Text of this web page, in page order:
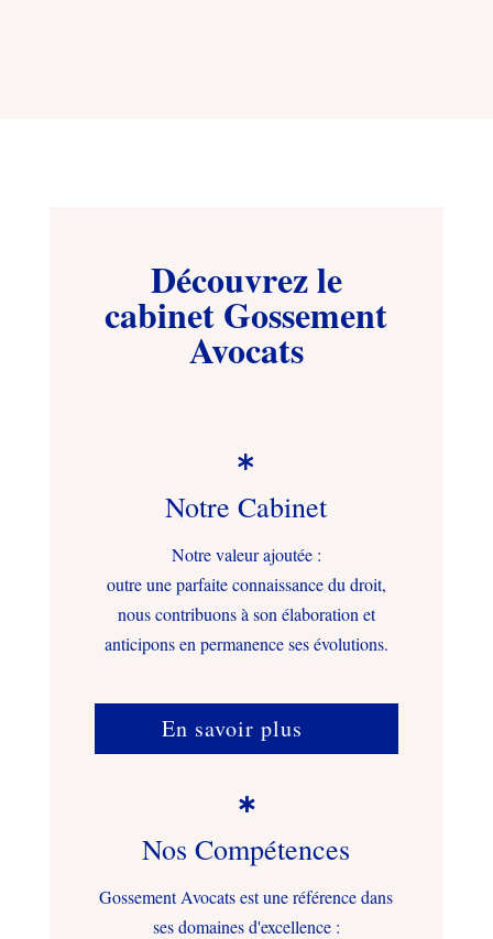
Découvrez le
cabinet Gossement
Avocats

Notre Cabinet
Notre valeur ajoutée :
outre une parfaite connaissance du droit,
nous contribuons à son élaboration et
anticipons en permanence ses évolutions.
En savoir plus

Nos Compétences
Gossement Avocats est une référence dans
ses domaines d'excellence :